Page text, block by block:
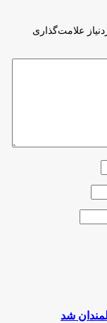
علامت‌گذاری
شد